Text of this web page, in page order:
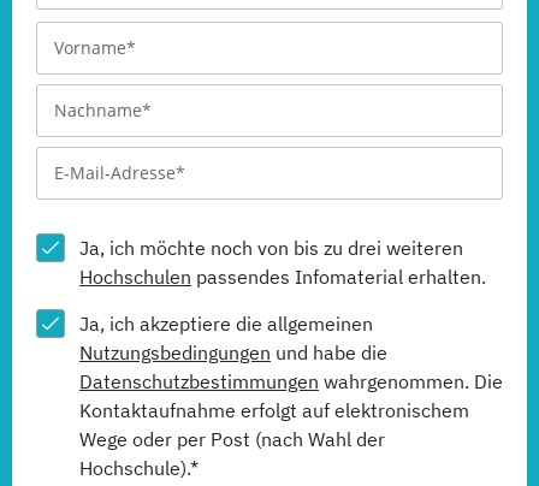
Ja, ich möchte noch von bis zu drei weiteren
Hochschulen passendes Infomaterial erhalten.
Ja, ich akzeptiere die allgemeinen
Nutzungsbedingungen und habe die
Datenschutzbestimmungen wahrgenommen. Die
Kontaktaufnahme erfolgt auf elektronischem
Wege oder per Post (nach Wahl der
Hochschule).*